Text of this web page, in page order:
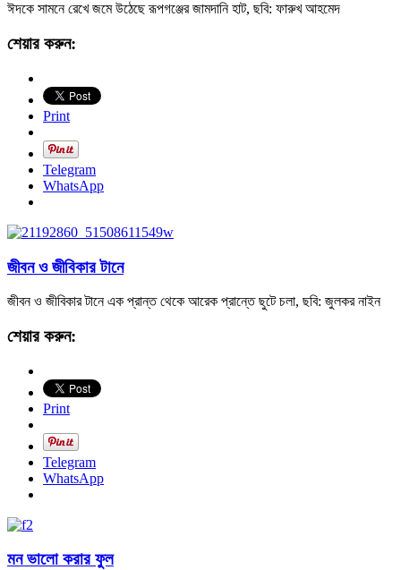
ঈদকে সামনে রেখে জমে উঠেছে রূপগঞ্জের জামদানি হাট, ছবি: ফারুখ আহমেদ
শেয়ার করুন:
Print
Telegram
WhatsApp
জীবন ও জীবিকার টানে
জীবন ও জীবিকার টানে এক প্রান্ত থেকে আরেক প্রান্তে ছুটে চলা, ছবি: জুলকর নাইন
শেয়ার করুন:
Print
Telegram
WhatsApp
মন ভালো করার ফুল